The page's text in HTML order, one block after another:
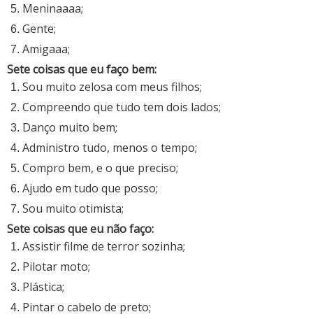
Meninaaaa;
Gente;
Amigaaa;
Sete coisas que eu faço bem:
Sou muito zelosa com meus filhos;
Compreendo que tudo tem dois lados;
Danço muito bem;
Administro tudo, menos o tempo;
Compro bem, e o que preciso;
Ajudo em tudo que posso;
Sou muito otimista;
Sete coisas que eu não faço:
Assistir filme de terror sozinha;
Pilotar moto;
Plástica;
Pintar o cabelo de preto;